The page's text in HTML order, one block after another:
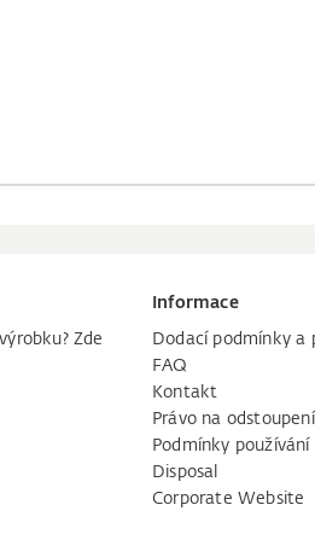
Zde
Informace
Dodací podmínky a
FAQ
Kontakt
Právo na
Podmínky používání
Disposal
Corporate Website